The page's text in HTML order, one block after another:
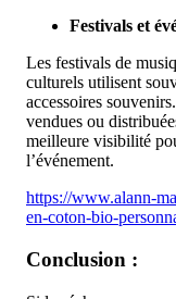
Festivals et
Les festivals de
culturels utilisent
accessoires
vendues ou
meilleure visibilité
l’événement.
https://www.alann-
en-coton-bio-
Conclusion :